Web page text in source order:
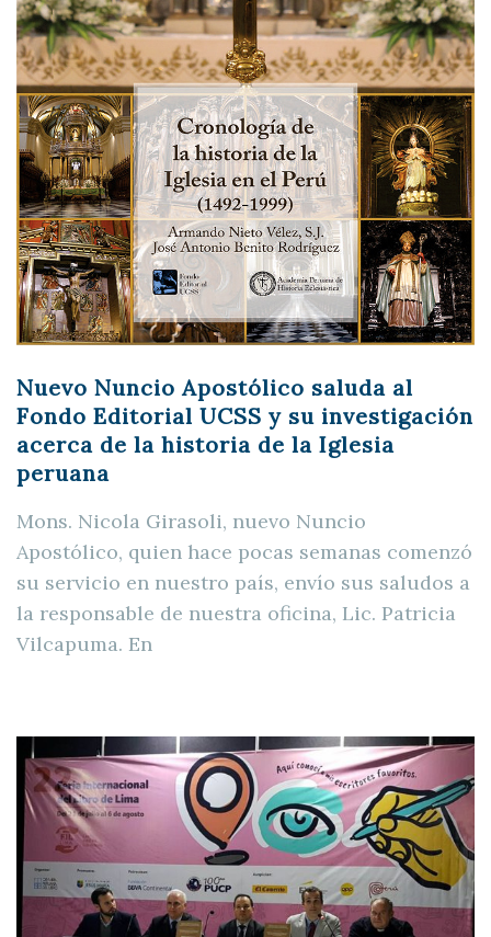
Nuevo Nuncio Apostólico saluda al
Fondo Editorial UCSS y su investigación
acerca de la historia de la Iglesia
peruana
Mons. Nicola Girasoli, nuevo Nuncio
Apostólico, quien hace pocas semanas comenzó
su servicio en nuestro país, envío sus saludos a
la responsable de nuestra oficina, Lic. Patricia
Vilcapuma. En